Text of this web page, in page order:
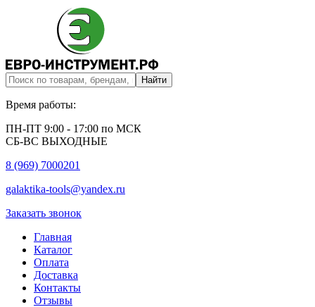
Время работы:
ПН-ПТ 9:00 - 17:00 по МСК
СБ-ВС ВЫХОДНЫЕ
8 (969) 7000201
galaktika-tools@yandex.ru
Заказать звонок
Главная
Каталог
Оплата
Доставка
Контакты
Отзывы